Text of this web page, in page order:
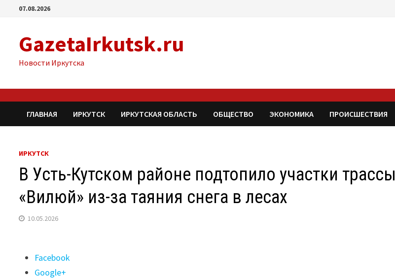
Перейти07.08.2026
GazetaIrkutsk.ru
Новости Иркутска
ГЛАВНАЯ ИРКУТСК ИРКУТСКАЯ ОБЛАСТЬ ОБЩЕСТВО ЭКОНОМИКА ПРОИСШЕСТВИЯ
ИРКУТСК
В Усть-Кутском районе подтопило участки трассы
«Вилюй» из-за таяния снега в лесах
10.05.2026
Поделиться
"В
Facebook
Google+